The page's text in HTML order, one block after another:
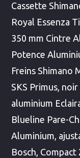
Cassette
Royal Essenza
350 mm Cintre
Potence
Freins Shimano
SKS Primus,
aluminium
Blueline Pare-
Aluminium,
Bosch,